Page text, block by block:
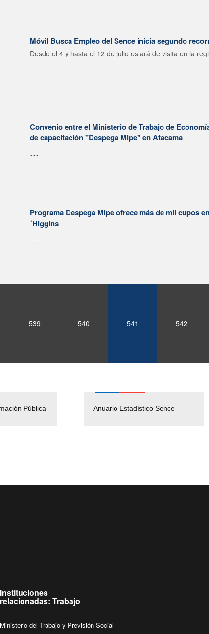
Móvil Busca Empleo del Sence inicia segundo
Desde el 4 y hasta el 12 de julio estará de visita en la
Convenio entre el Ministerio de Trabajo de
de capacitación "Despega Mipe" en Atacama
...
Programa Despega Mipe ofrece más de mil cupos
´Higgins
539 540 541 542
Pública Anuario Estadístico Sence
Empleos Públicos
Solicitud Audiencias y
Instituciones
relacionadas: Trabajo
Ministerio del Trabajo y Previsión Social